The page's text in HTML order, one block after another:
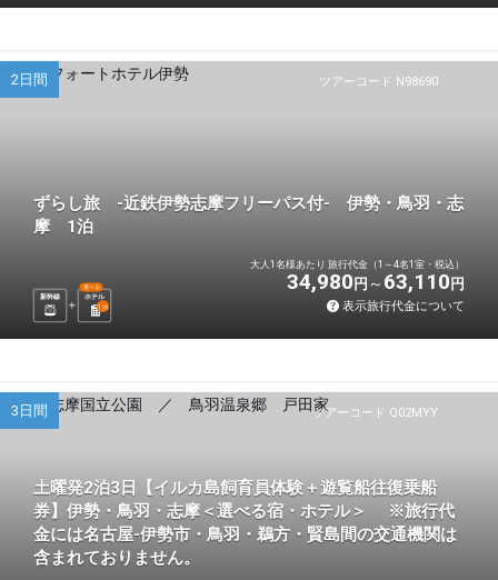
ツアーコード N98690
2日間
ずらし旅 -近鉄伊勢志摩フリーパス付- 伊勢・鳥羽・志
摩 1泊
新幹線 ホテル
選べる
1 泊
大人1名様あたり 旅行代金（1～4名1室・税込）
34,980 円 63,110 円
表示旅行代金について
ツアーコード Q02MYY
3日間
土曜発2泊3日【イルカ島飼育員体験＋遊覧船往復乗船
券】伊勢・鳥羽・志摩＜選べる宿・ホテル＞ ※旅行代
金には名古屋-伊勢市・鳥羽・鵜方・賢島間の交通機関は
含まれておりません。